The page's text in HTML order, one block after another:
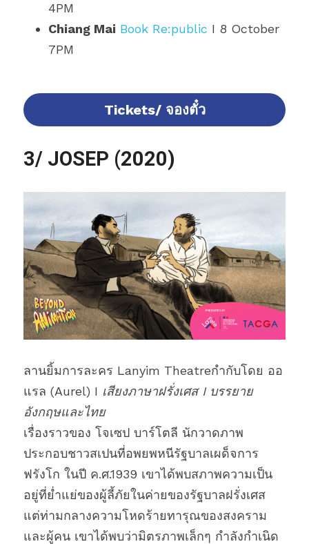
4PM
Chiang Mai Book Re:public I 8 October
7PM
Tickets/ จองตั๋ว
3/ JOSEP (2020)
ลานยิ้มการละคร Lanyim Theatreกำกับโดย ออ
แรล (Aurel) I เสียงภาษาฝรั่งเศส I บรรยาย
อังกฤษและไทย
เรื่องราวของ โจเซป บาร์โตลี นักวาดภาพ
ประกอบชาวสเปนที่อพยพหนีรัฐบาลเผด็จการ
ฟรังโก ในปี ค.ศ.1939 เขาได้พบสภาพความเป็น
อยู่ที่ย่ำแย่ของผู้ลี้ภัยในค่ายของรัฐบาลฝรั่งเศส
แต่ท่ามกลางความโหดร้ายทารุณของสงคราม
และผู้คน เขาได้พบว่ามิตรภาพเล็กๆ กำลังกำเนิด